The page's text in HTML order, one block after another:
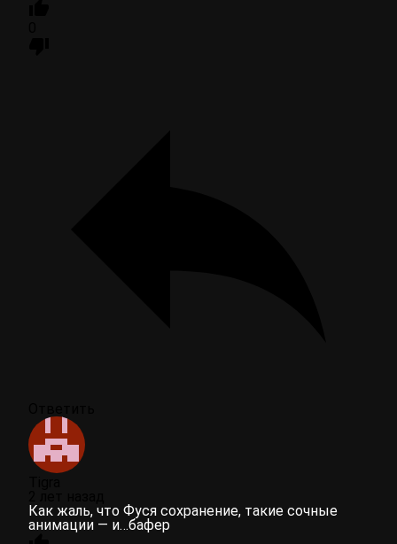
Как жаль, что Фуся сохранение, такие сочные
анимации — и…бафер